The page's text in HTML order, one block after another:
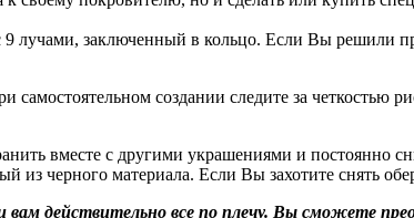
лучами, заключенный в кольцо. Если Вы решили
самостоятельном создании следите за
вместе с другими украшениями и постоянно
черного материала. Если Вы захотите снять
действительно все по плечу. Вы сможете